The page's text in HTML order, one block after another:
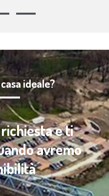
ideale?
e ti
avremo